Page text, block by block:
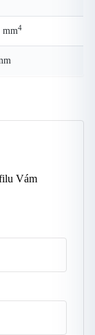
mm4
Vám